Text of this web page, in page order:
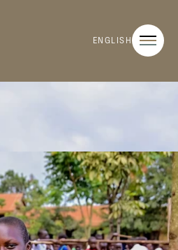
ENGLISH